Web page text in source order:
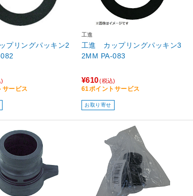
プリングパッキン2
サービス
工進
工進 カップリングパッキン3
2MM PA-083
¥610 (税込)
61ポイントサービス
お取り寄せ